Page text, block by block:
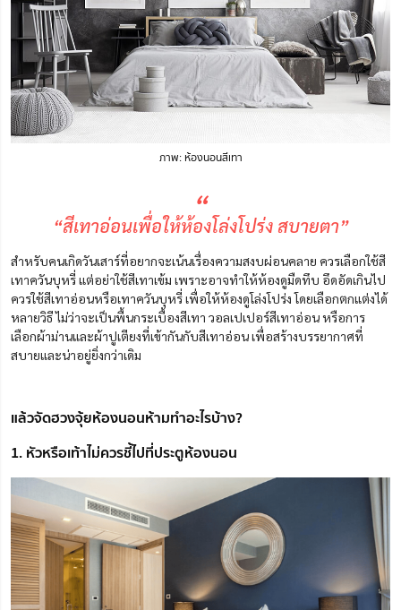
ภาพ: ห้องนอนสีเทา
“
“สีเทาอ่อนเพื่อให้ห้องโล่งโปร่ง สบายตา”
สำหรับคนเกิดวันเสาร์ที่อยากจะเน้นเรื่องความสงบผ่อนคลาย ควรเลือกใช้สี
เทาควันบุหรี่ แต่อย่าใช้สีเทาเข้ม เพราะอาจทำให้ห้องดูมืดทึบ อึดอัดเกินไป
ควรใช้สีเทาอ่อนหรือเทาควันบุหรี่ เพื่อให้ห้องดูโล่งโปร่ง โดยเลือกตกแต่งได้
หลายวิธี ไม่ว่าจะเป็นพื้นกระเบื้องสีเทา วอลเปเปอร์สีเทาอ่อน หรือการ
เลือกผ้าม่านและผ้าปูเตียงที่เข้ากันกับสีเทาอ่อน เพื่อสร้างบรรยากาศที่
สบายและน่าอยู่ยิ่งกว่าเดิม
แล้วจัดฮวงจุ้ยห้องนอนห้ามทำอะไรบ้าง?
1. หัวหรือเท้าไม่ควรชี้ไปที่ประตูห้องนอน